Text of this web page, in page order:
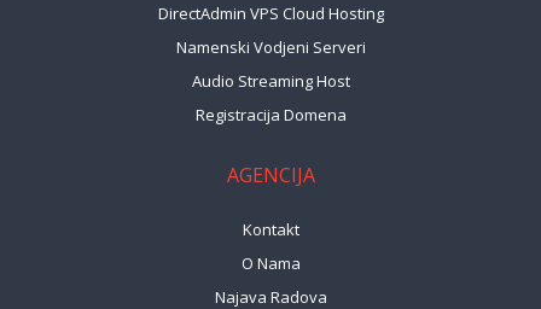
DirectAdmin VPS Cloud Hosting
Namenski Vodjeni Serveri
Audio Streaming Host
Registracija Domena
AGENCIJA
Kontakt
O Nama
Najava Radova